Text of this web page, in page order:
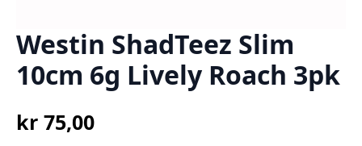
Westin ShadTeez Slim
10cm 6g Lively Roach 3pk
kr 75,00